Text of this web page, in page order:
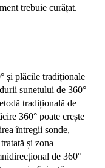
trebuie curățat.
și plăcile tradiționale
sunetului de 360°
tradițională de
360° poate crește
întregii sonde,
și zona
de 360°